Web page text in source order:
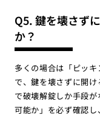
Q5. 鍵を壊さず
か？
多くの場合は「ピッ
で、鍵を壊さずに開
で破壊解錠しか手段
可能か」を必ず確認し